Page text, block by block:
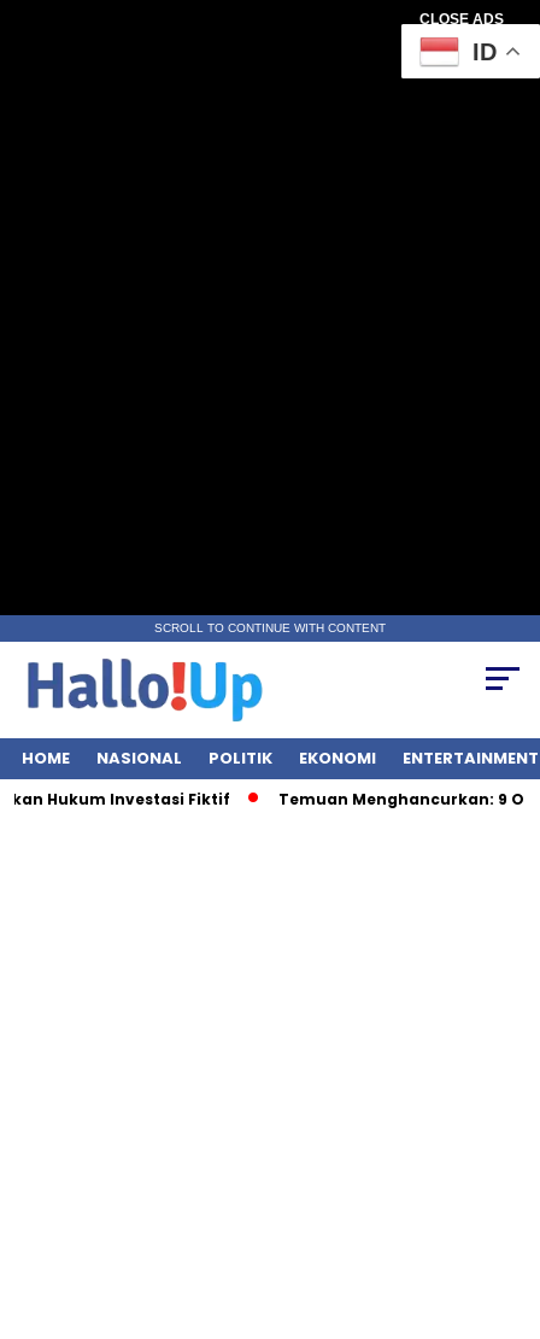
CLOSE ADS
SCROLL TO CONTINUE WITH CONTENT
HOME NASIONAL POLITIK EKONOMI ENTERTAINMENT
Hukum Investasi Fiktif Temuan Menghancurkan: 9 OBA
ID